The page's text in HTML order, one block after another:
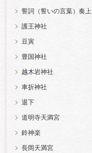
誓詞（誓いの言葉）奏上
護王神社
豆寅
豊国神社
越木岩神社
車折神社
退下
道明寺天満宮
鈴神楽
長岡天満宮